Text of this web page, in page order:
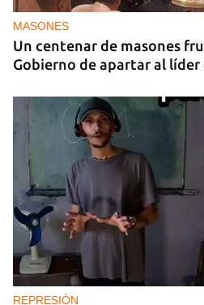
MASONES
Un centenar de masones
Gobierno de apartar al líder
REPRESIÓN